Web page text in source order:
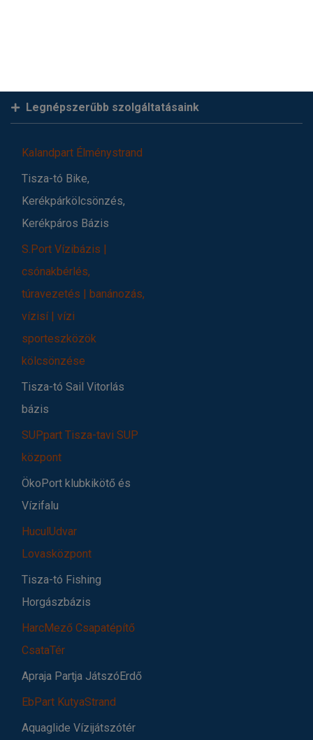
Legnépszerűbb szolgáltatásaink
Kalandpart Élménystrand
Tisza-tó Bike,
Kerékpárkölcsönzés,
Kerékpáros Bázis
S.Port Vízibázis |
csónakbérlés,
túravezetés | banánozás,
vízisí | vízi
sporteszközök
kölcsönzése
Tisza-tó Sail Vitorlás
bázis
SUPpart Tisza-tavi SUP
központ
ÖkoPort klubkikötő és
Vízifalu
HuculUdvar
Lovasközpont
Tisza-tó Fishing
Horgászbázis
HarcMező Csapatépítő
CsataTér
Apraja Partja JátszóErdő
EbPart KutyaStrand
Aquaglide Vízijátszótér